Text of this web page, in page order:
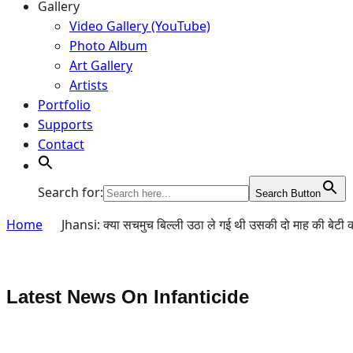
Gallery
Video Gallery (YouTube)
Photo Album
Art Gallery
Artists
Portfolio
Supports
Contact
Search for: Search Button
Home Jhansi: क्या सचमुच बिल्ली उठा ले गई थी उसकी दो माह की बेटी
Latest News On Infanticide